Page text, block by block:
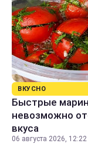
ВКУСНО
Быстрые
невозможно
вкуса
06 августа 2026, 12:22